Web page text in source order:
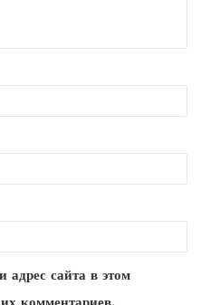
сайта в этом
комментариев.